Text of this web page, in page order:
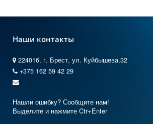
Наши контакты
224016, г. Брест, ул. Куйбышева,32
+375 162 59 42 29
Нашли ошибку? Сообщите нам!
Выделите и нажмите Ctr+Enter